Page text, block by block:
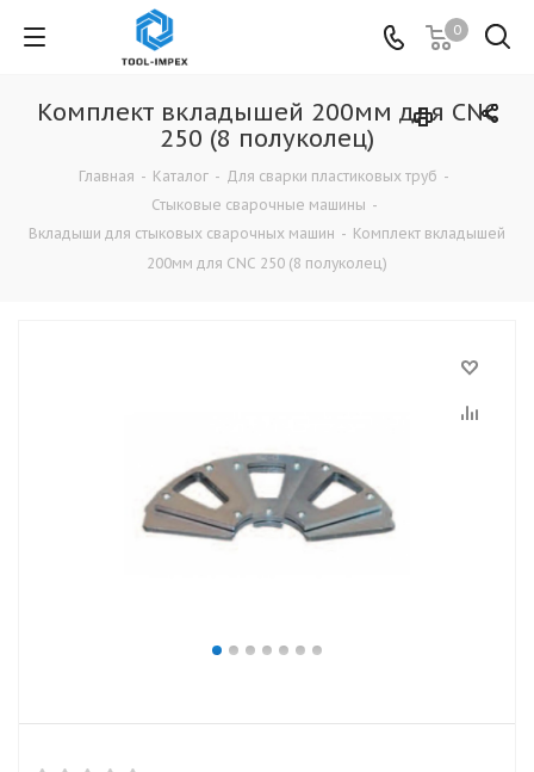
0
Комплект вкладышей 200мм для CNC
250 (8 полуколец)
Главная - Каталог - Для сварки пластиковых труб -
Стыковые сварочные машины -
Вкладыши для стыковых сварочных машин - Комплект вкладышей
200мм для CNC 250 (8 полуколец)